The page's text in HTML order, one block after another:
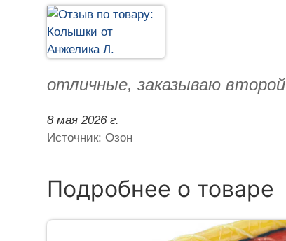
отличные, заказываю второй
8 мая 2026 г.
Источник: Озон
Подробнее о товаре